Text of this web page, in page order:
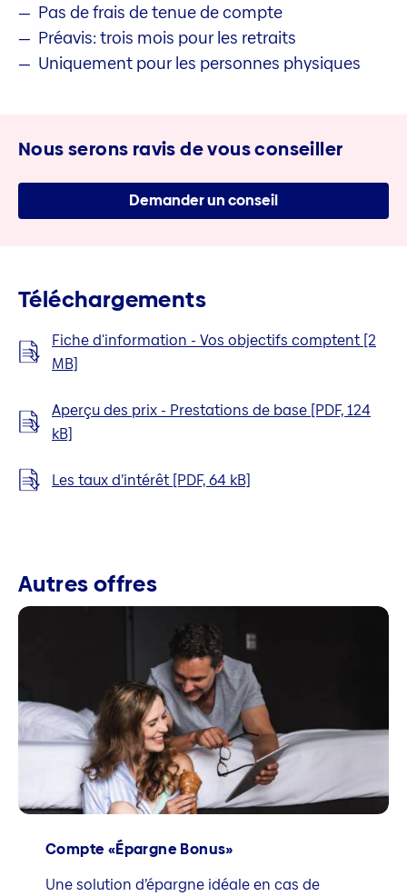
Pas de frais de tenue de compte
Préavis: trois mois pour les retraits
Uniquement pour les personnes physiques
Nous serons ravis de vous conseiller
Demander un conseil
Téléchargements
Fiche d'information - Vos objectifs comptent [2
MB]
Aperçu des prix - Prestations de base [PDF, 124
kB]
Les taux d’intérêt [PDF, 64 kB]
Autres offres
Compte «Épargne Bonus»
Une solution d’épargne idéale en cas de